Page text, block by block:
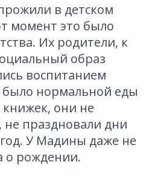
в детском
момент это было
Их родители, к
образ
воспитанием
было нормальной еды
они не
не праздновали дни
У Мадины даже не
о рождении.